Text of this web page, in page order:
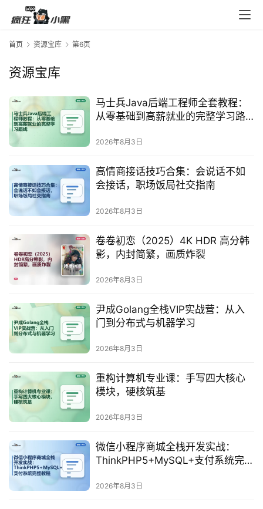
领
券
首页 资源宝库 第6页
资源宝库
马士兵Java后端工程师全套教程：
从零基础到高薪就业的完整学习路
2026年8月3日
高情商接话技巧合集：会说话不如
会接话，职场饭局社交指南
2026年8月3日
卷卷初恋（2025）4K HDR 高分韩
影，内封简繁，画质炸裂
2026年8月3日
尹成Golang全栈VIP实战营：从入
门到分布式与机器学习
2026年8月3日
重构计算机专业课：手写四大核心
模块，硬核筑基
2026年8月3日
微信小程序商城全栈开发实战：
ThinkPHP5+MySQL+支付系统完整
2026年8月3日